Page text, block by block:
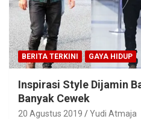
BERITA TERKINI GAYA HIDUP
Inspirasi Style Dijamin
Banyak Cewek
20 Agustus 2019 Yudi Atmaja